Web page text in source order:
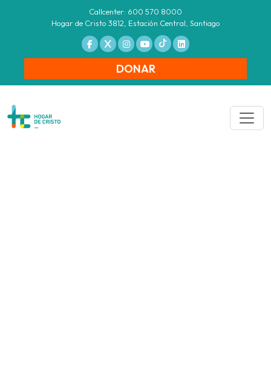
Callcenter: 600 570 8000
Hogar de Cristo 3812, Estación Central, Santiago
DONAR